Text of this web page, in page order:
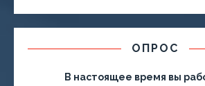
ОПРОС
В настоящее время вы